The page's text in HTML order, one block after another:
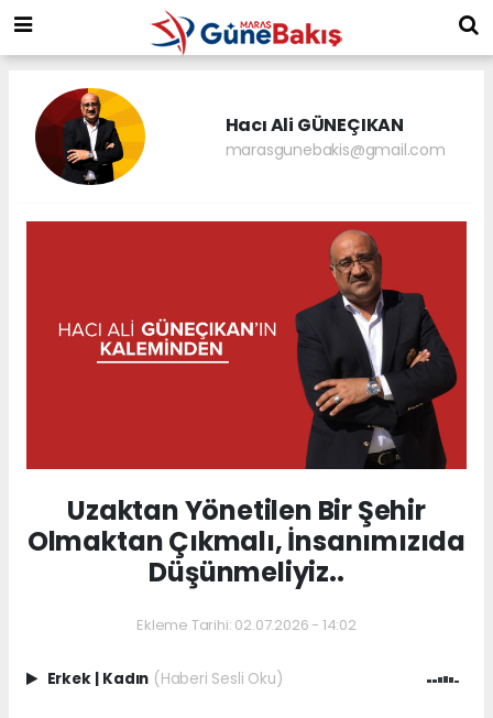
Hacı Ali GÜNEÇIKAN
marasgunebakis@gmail.com
Uzaktan Yönetilen Bir Şehir
Olmaktan Çıkmalı, İnsanımızıda
Düşünmeliyiz..
Ekleme Tarihi: 02.07.2026 - 14:02
Erkek | Kadın (Haberi Sesli Oku)